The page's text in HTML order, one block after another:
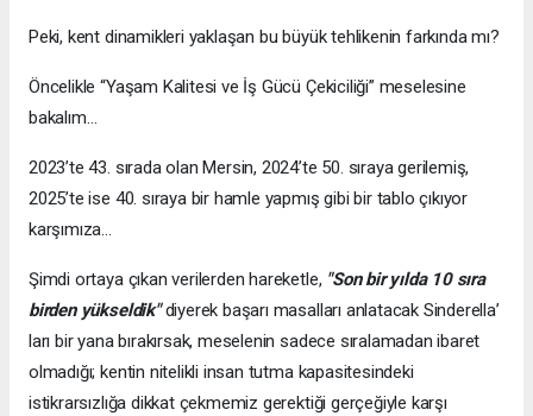
Peki, kent dinamikleri yaklaşan bu büyük tehlikenin farkında mı?
Öncelikle “Yaşam Kalitesi ve İş Gücü Çekiciliği” meselesine
bakalım…
2023’te 43. sırada olan Mersin, 2024’te 50. sıraya gerilemiş,
2025’te ise 40. sıraya bir hamle yapmış gibi bir tablo çıkıyor
karşımıza…
Şimdi ortaya çıkan verilerden hareketle, "Son bir yılda 10 sıra
birden yükseldik"diyerek başarı masalları anlatacak Sinderella’
ları bir yana bırakırsak, meselenin sadece sıralamadan ibaret
olmadığı; kentin nitelikli insan tutma kapasitesindeki
istikrarsızlığa dikkat çekmemiz gerektiği gerçeğiyle karşı